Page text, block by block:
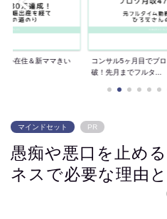
外在住＆新ママきい
コンサル5ヶ月目でブ
破！先月までフルタ...
マインドセット PR
愚痴や悪口を止め
ネスで必要な理由